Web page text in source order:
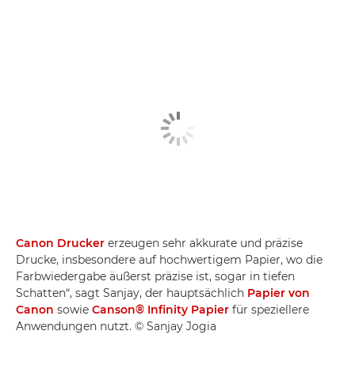
Canon Drucker erzeugen sehr akkurate und präzise
Drucke, insbesondere auf hochwertigem Papier, wo die
Farbwiedergabe äußerst präzise ist, sogar in tiefen
Schatten“, sagt Sanjay, der hauptsächlich Papier von
Canon sowie Canson® Infinity Papier für speziellere
Anwendungen nutzt. © Sanjay Jogia